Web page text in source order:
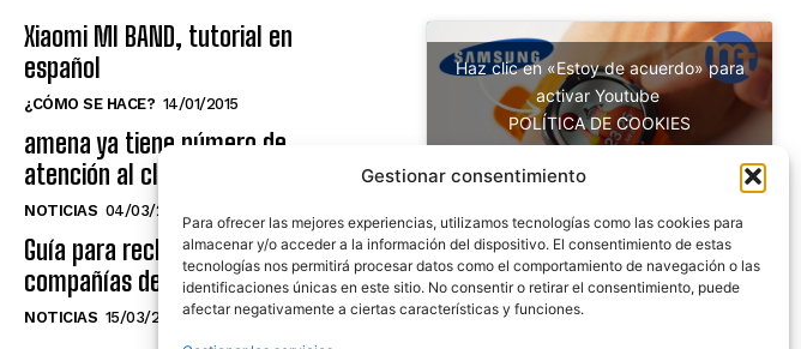
Gestionar consentimiento
Para ofrecer las mejores experiencias, utilizamos tecnologías como las cookies para
almacenar y/o acceder a la información del dispositivo. El consentimiento de estas
tecnologías nos permitirá procesar datos como el comportamiento de navegación o las
identificaciones únicas en este sitio. No consentir o retirar el consentimiento, puede
afectar negativamente a ciertas características y funciones.
Xiaomi MI BAND, tutorial en
español
¿CÓMO SE HACE? 14/01/2015
amena ya tiene número de
atención al cliente gratuito
NOTICIAS 04/03/2014
Guía para reclamar a las
compañías de telecomunicaciones
NOTICIAS 15/03/2009
Haz clic en «Estoy de acuerdo» para
activar Youtube
POLÍTICA DE COOKIES
Estoy de acuerdo